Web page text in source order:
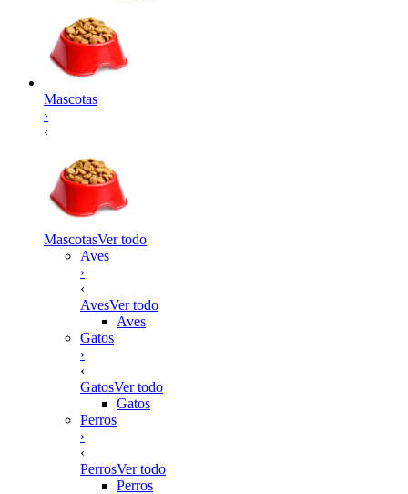
Mascotas
›
‹
MascotasVer todo
Aves
›
‹
AvesVer todo
Aves
Gatos
›
‹
GatosVer todo
Gatos
Perros
›
‹
PerrosVer todo
Perros